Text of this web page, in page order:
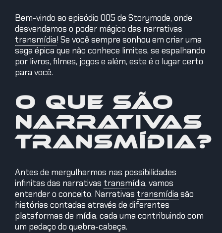
Bem-vindo ao episódio 005 de Storymode, onde
desvendamos o poder mágico das narrativas
transmídia! Se você sempre sonhou em criar uma
saga épica que não conhece limites, se espalhando
por livros, filmes, jogos e além, este é o lugar certo
para você.
O que são
narrativas
transmídia?
Antes de mergulharmos nas possibilidades
infinitas das narrativas transmídia, vamos
entender o conceito. Narrativas transmídia são
histórias contadas através de diferentes
plataformas de mídia, cada uma contribuindo com
um pedaço do quebra-cabeça.